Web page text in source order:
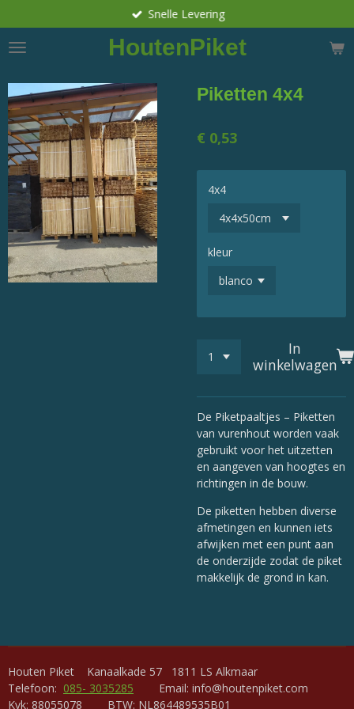
direct
naar
hoofdinhoud
HoutenPiket
Snelle Levering
Piketten 4x4
€ 0,53
4x4
kleur
In
winkelwagen
De Piketpaaltjes – Piketten
van vurenhout worden vaak
gebruikt voor het uitzetten
en aangeven van hoogtes en
richtingen in de bouw.
De piketten hebben diverse
afmetingen en kunnen iets
afwijken met een punt aan
de onderzijde zodat de piket
makkelijk de grond in kan.
Houten Piket Kanaalkade 57 1811 LS Alkmaar
Telefoon: 085- 3035285 Email: info@houtenpiket.com
Kvk: 88055078 BTW: NL864489535B01